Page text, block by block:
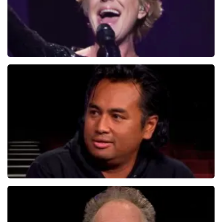
reviews
876+reviews